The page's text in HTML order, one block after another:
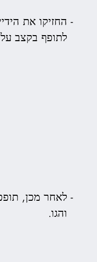
החזיקו את
לתופף בקצב
לאחר מכן,
והגו.